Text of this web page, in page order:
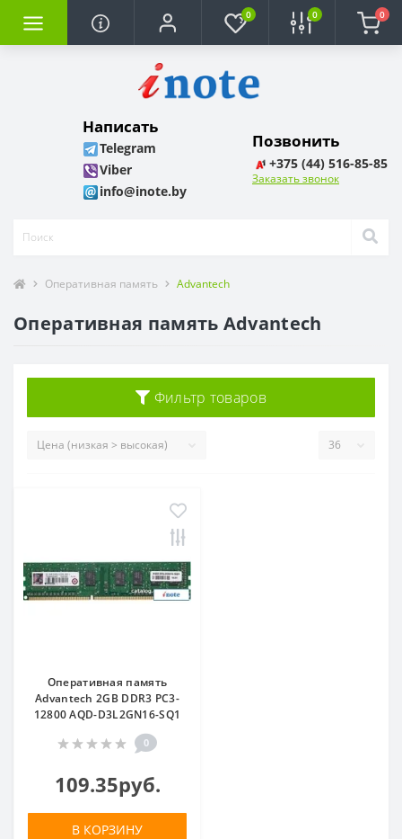
0 0 0
Написать
Telegram
Viber
info@inote.by
Позвонить
+375 (44) 516-85-85
Заказать звонок
Оперативная память Advantech
Оперативная память Advantech
Фильтр товаров
Оперативная память
Advantech 2GB DDR3 PC3-
12800 AQD-D3L2GN16-SQ1
0
109.35руб.
В КОРЗИНУ